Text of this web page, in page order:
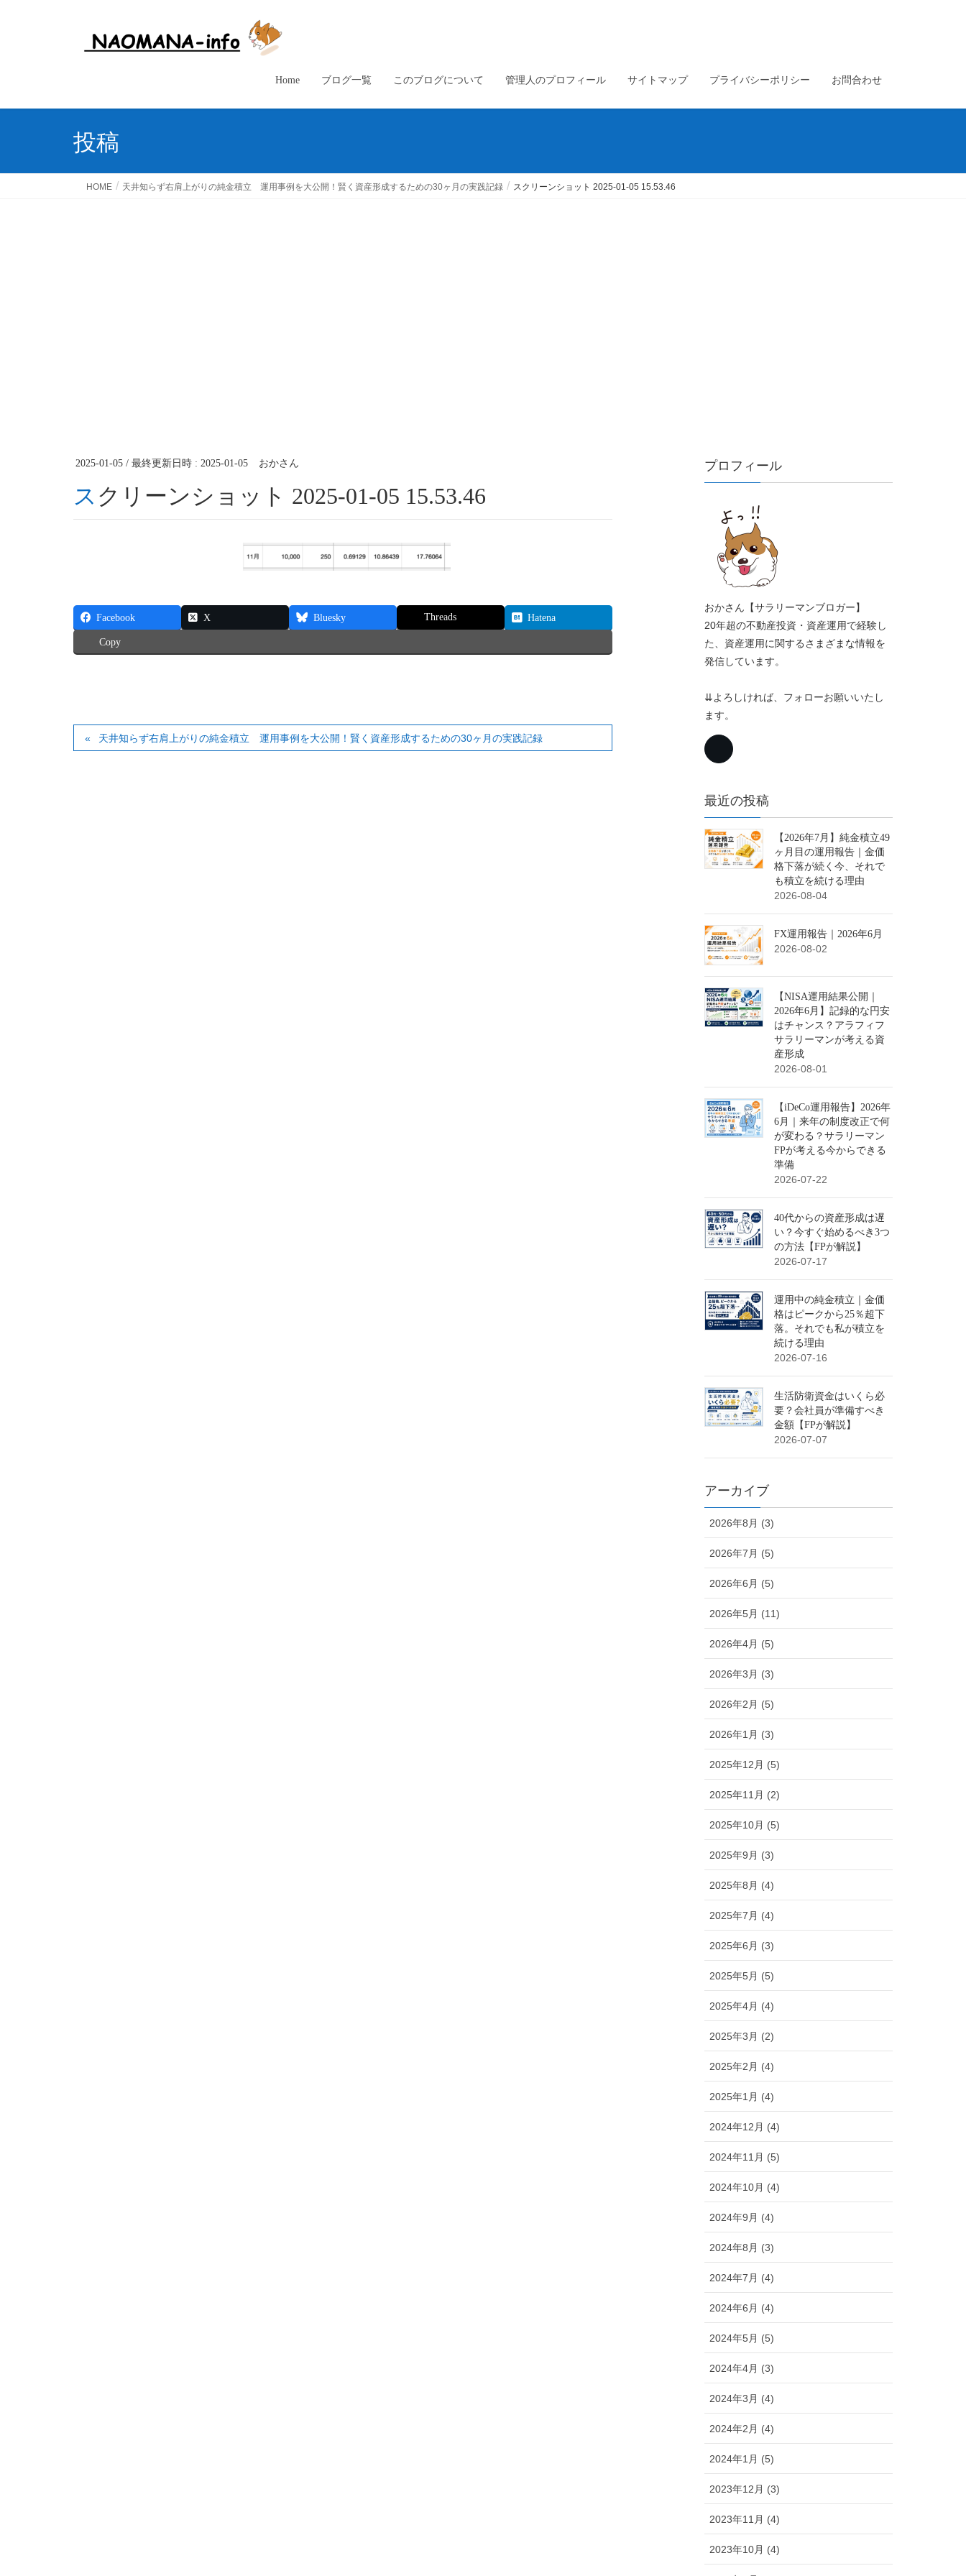
Home ブログ一覧 このブログについて 管理人のプロフィール サイトマップ プライバシーポリシー お問合わせ
投稿
HOME 天井知らず右肩上がりの純金積立 運用事例を大公開！賢く資産形成するための30ヶ月の実践記録 スクリーンショット 2025-01-05 15.53.46
2025-01-05 / 最終更新日時 : 2025-01-05 おかさん
スクリーンショット 2025-01-05 15.53.46
Facebook X Bluesky Threads Hatena
Copy
天井知らず右肩上がりの純金積立 運用事例を大公開！賢く資産形成するための30ヶ月の実践記録
プロフィール
おかさん【サラリーマンブロガー】
20年超の不動産投資・資産運用で経験し
た、資産運用に関するさまざまな情報を
発信しています。
⇊よろしければ、フォローお願いいたし
ます。
最近の投稿
【2026年7月】純金積立49
ヶ月目の運用報告｜金価
格下落が続く今、それで
も積立を続ける理由
2026-08-04
FX運用報告｜2026年6月
2026-08-02
【NISA運用結果公開｜
2026年6月】記録的な円安
はチャンス？アラフィフ
サラリーマンが考える資
産形成
2026-08-01
【iDeCo運用報告】2026年
6月｜来年の制度改正で何
が変わる？サラリーマン
FPが考える今からできる
準備
2026-07-22
40代からの資産形成は遅
い？今すぐ始めるべき3つ
の方法【FPが解説】
2026-07-17
運用中の純金積立｜金価
格はピークから25％超下
落。それでも私が積立を
続ける理由
2026-07-16
生活防衛資金はいくら必
要？会社員が準備すべき
金額【FPが解説】
2026-07-07
アーカイブ
2026年8月 (3)
2026年7月 (5)
2026年6月 (5)
2026年5月 (11)
2026年4月 (5)
2026年3月 (3)
2026年2月 (5)
2026年1月 (3)
2025年12月 (5)
2025年11月 (2)
2025年10月 (5)
2025年9月 (3)
2025年8月 (4)
2025年7月 (4)
2025年6月 (3)
2025年5月 (5)
2025年4月 (4)
2025年3月 (2)
2025年2月 (4)
2025年1月 (4)
2024年12月 (4)
2024年11月 (5)
2024年10月 (4)
2024年9月 (4)
2024年8月 (3)
2024年7月 (4)
2024年6月 (4)
2024年5月 (5)
2024年4月 (3)
2024年3月 (4)
2024年2月 (4)
2024年1月 (5)
2023年12月 (3)
2023年11月 (4)
2023年10月 (4)